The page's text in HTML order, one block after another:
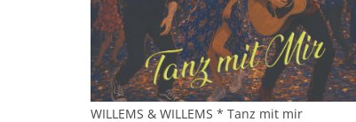
WILLEMS & WILLEMS * Tanz mit mir